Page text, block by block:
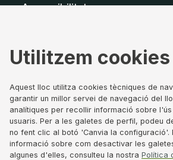
Accessibilitat
Termes legals
Política de privacitat
Política de Cookies
Canal de denúncies
Govern corporatiu
Utilitzem cookies
Aquest lloc utilitza cookies tècniques de
garantir un millor servei de navegació del
analítiques per recollir informació sobre
usuaris. Per a les galetes de perfil, podeu
no fent clic al botó 'Canvia la configuració'.
informació sobre com desactivar les
algunes d'elles, consulteu la nostra Política